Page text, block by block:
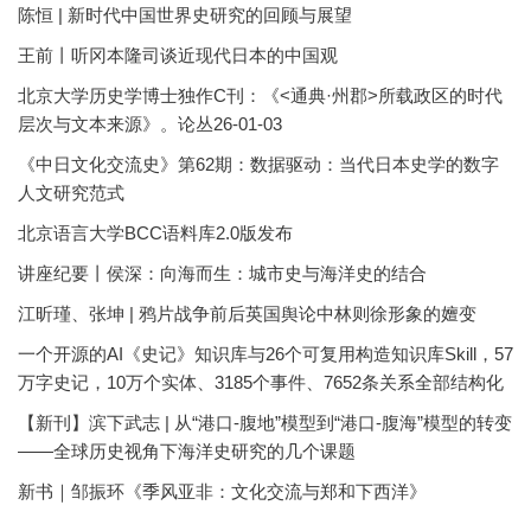
陈恒 | 新时代中国世界史研究的回顾与展望
王前丨听冈本隆司谈近现代日本的中国观
北京大学历史学博士独作C刊：《<通典·州郡>所载政区的时代
层次与文本来源》。论丛26-01-03
《中日文化交流史》第62期：数据驱动：当代日本史学的数字
人文研究范式
北京语言大学BCC语料库2.0版发布
讲座纪要丨侯深：向海而生：城市史与海洋史的结合
江昕瑾、张坤 | 鸦片战争前后英国舆论中林则徐形象的嬗变
一个开源的AI《史记》知识库与26个可复用构造知识库Skill，57
万字史记，10万个实体、3185个事件、7652条关系全部结构化
【新刊】滨下武志 | 从“港口-腹地”模型到“港口-腹海”模型的转变
——全球历史视角下海洋史研究的几个课题
新书｜邹振环《季风亚非：文化交流与郑和下西洋》